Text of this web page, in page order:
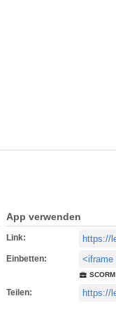
App verwenden
Link:
Einbetten:
SCORM
Teilen: